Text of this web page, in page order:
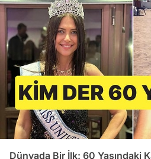
Dünyada Bir İlk: 60 Yaşındaki